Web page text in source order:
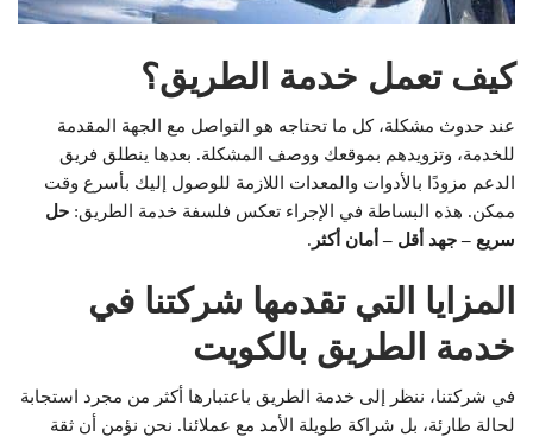
كيف تعمل خدمة الطريق؟
عند حدوث مشكلة، كل ما تحتاجه هو التواصل مع الجهة المقدمة
للخدمة، وتزويدهم بموقعك ووصف المشكلة. بعدها ينطلق فريق
الدعم مزودًا بالأدوات والمعدات اللازمة للوصول إليك بأسرع وقت
ممكن. هذه البساطة في الإجراء تعكس فلسفة خدمة الطريق: حل
سريع – جهد أقل – أمان أكثر .
المزايا التي تقدمها شركتنا في
خدمة الطريق بالكويت
في شركتنا، ننظر إلى خدمة الطريق باعتبارها أكثر من مجرد استجابة
لحالة طارئة، بل شراكة طويلة الأمد مع عملائنا. نحن نؤمن أن ثقة